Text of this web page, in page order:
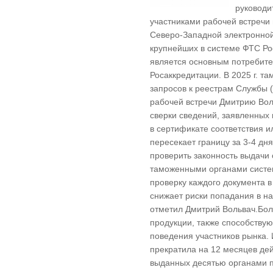
участниками рабочей
Северо-Западной
крупнейших в системе ФТС
является основным
Росаккредитации. В 2025 г.
запросов к реестрам Службы
рабочей встречи Дмитрию
сверки сведений,
в сертификате соответствия
пересекает границу за 3-4
проверить законность
таможенными органами
проверку каждого документа
снижает риски попадания в
отметил Дмитрий
продукции, также
поведения участников
прекратила на 12 месяцев
выданных десятью органами